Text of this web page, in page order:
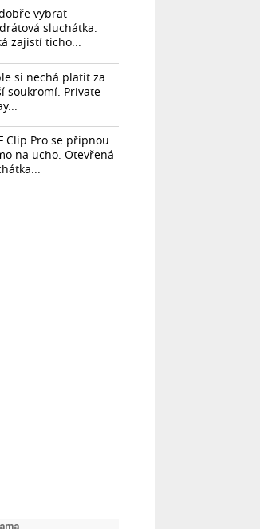
vybrat
sluchátka.
zajistí ticho...
si nechá platit za
soukromí. Private
Clip Pro se připnou
na ucho. Otevřená